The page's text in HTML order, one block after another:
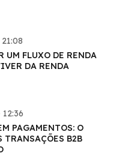
UM FLUXO DE RENDA
DA RENDA
PAGAMENTOS: O
TRANSAÇÕES B2B